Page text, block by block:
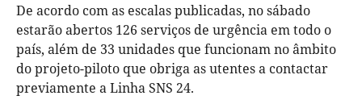
De acordo com as escalas publicadas, no sábado
estarão abertos 126 serviços de urgência em todo o
país, além de 33 unidades que funcionam no âmbito
do projeto-piloto que obriga as utentes a contactar
previamente a Linha SNS 24.